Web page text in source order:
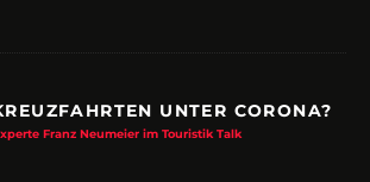
UNTER CORONA?
Franz Neumeier im Touristik Talk